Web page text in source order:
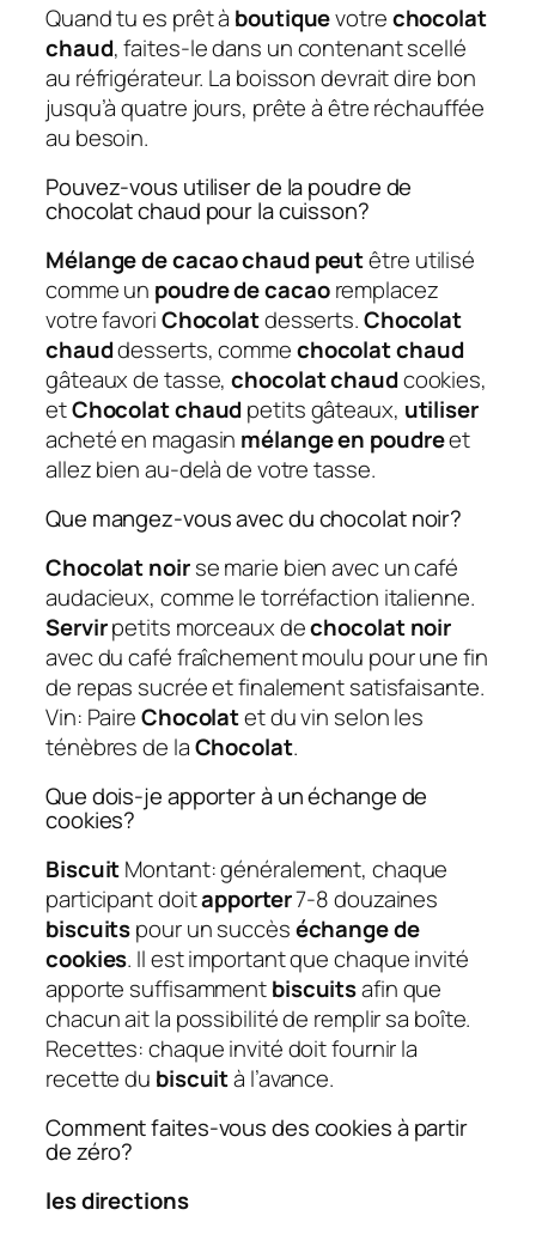
Quand tu es prêt à boutiquevotrechocolat
chaud, faites-le dans un contenant scellé
au réfrigérateur. La boisson devrait dire bon
jusqu’à quatre jours, prête à être réchauffée
au besoin.
Pouvez-vous utiliser de la poudre de
chocolat chaud pour la cuisson?
Mélange de cacao chaud peutêtre utilisé
comme un poudre de cacaoremplacez
votre favoriChocolatdesserts.Chocolat
chauddesserts, commechocolat chaud
gâteaux de tasse,chocolat chaudcookies,
etChocolat chaudpetits gâteaux, utiliser
acheté en magasin mélange en poudreet
allez bien au-delà de votre tasse.
Que mangez-vous avec du chocolat noir?
Chocolat noirse marie bien avec un café
audacieux, comme le torréfaction italienne.
Servirpetits morceaux dechocolat noir
avec du café fraîchement moulu pour une fin
de repas sucrée et finalement satisfaisante.
Vin: PaireChocolatet du vin selon les
ténèbres de laChocolat.
Que dois-je apporter à un échange de
cookies?
BiscuitMontant: généralement, chaque
participant doitapporter7-8 douzaines
biscuitspour un succèséchange de
cookies. Il est important que chaque invité
apporte suffisammentbiscuitsafin que
chacun ait la possibilité de remplir sa boîte.
Recettes: chaque invité doit fournir la
recette du biscuità l’avance.
Comment faites-vous des cookies à partir
de zéro?
les directions